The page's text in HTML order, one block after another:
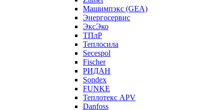
Машимпэкс (GEA)
Энергосервис
ЭксЭко
ТПлР
Теплосила
Secespol
Fischer
РИДАН
Sondex
FUNKE
Теплотекс APV
Danfoss